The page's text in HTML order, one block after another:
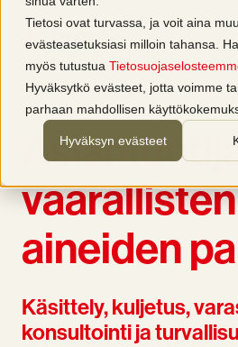
Tietosi ovat turvassa, ja voit aina
evästeasetuksiasi milloin tahansa.
myös tutustua
Hyväksytkö evästeet, jotta voimme
parhaan mahdollisen
Hyväksyn evästeet
vaarallisten
aineiden
Käsittely, kuljetus,
konsultointi ja